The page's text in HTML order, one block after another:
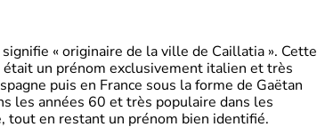
« originaire de la ville de Caillatia ». Cette
un prénom exclusivement italien et très
puis en France sous la forme de Gaëtan
les années 60 et très populaire dans les
tout en restant un prénom bien identifié.